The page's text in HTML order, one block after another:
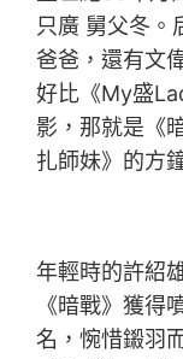
只廣 舅父冬。
爸爸，還有文
好比《My盛
影，那就是《
扎師妹》的方
年輕時的許紹
《暗戰》獲得
名，惋惜鎩羽